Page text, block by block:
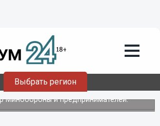
Выбрать регион
участков МО РФ в
вернётся на пересмотр
Приморского края повторно
Минобороны и предпринимателей.